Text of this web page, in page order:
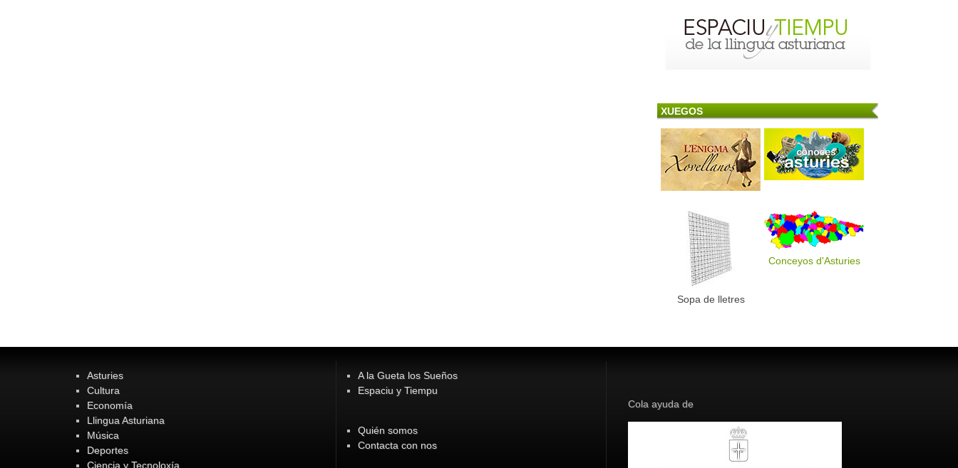
XUEGOS
Sopa de lletres
Conceyos d'Asturies
Asturies
Cultura
Economía
Llingua Asturiana
Música
Deportes
Ciencia y Tecnoloxía
A la Gueta los Sueños
Espaciu y Tiempu
Quién somos
Contacta con nos
Cola ayuda de